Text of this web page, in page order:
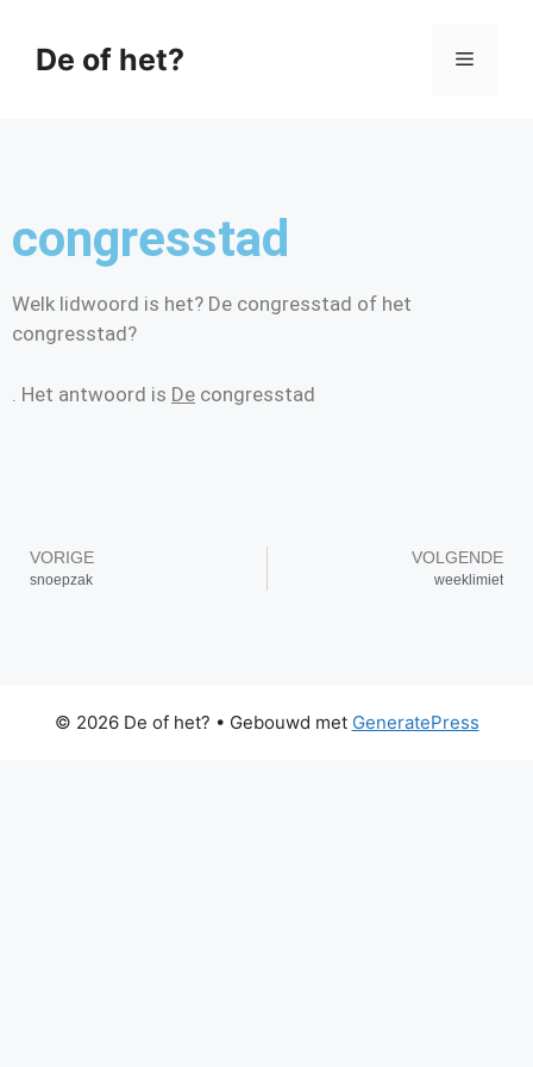
De of het?
congresstad
Welk lidwoord is het? De congresstad of het
congresstad?
. Het antwoord is De congresstad
VORIGE
snoepzak
VOLGENDE
weeklimiet
© 2026 De of het? • Gebouwd met GeneratePress